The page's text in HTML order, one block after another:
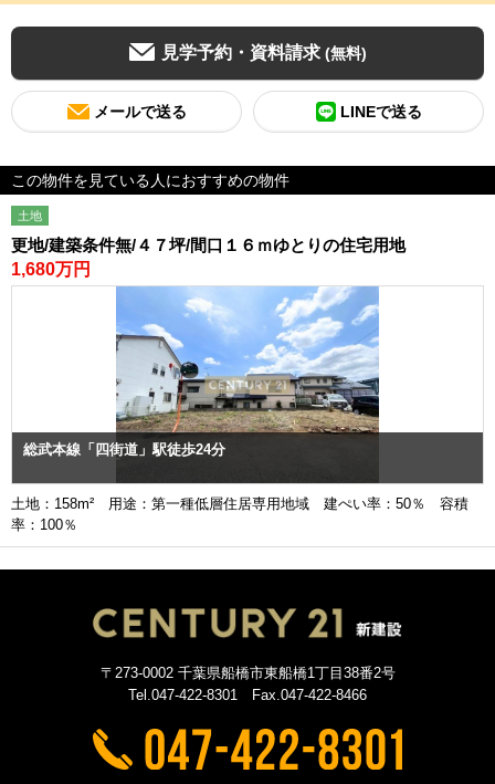
見学予約・資料請求 (無料)
メールで送る LINEで送る
この物件を見ている人におすすめの物件
土地
更地/建築条件無/４７坪/間口１６ｍゆとりの住宅用地
1,680万円
総武本線「四街道」駅徒歩24分
土地：158m² 用途：第一種低層住居専用地域 建ぺい率：50％ 容積
率：100％
〒273-0002 千葉県船橋市東船橋1丁目38番2号
Tel.047-422-8301 Fax.047-422-8466